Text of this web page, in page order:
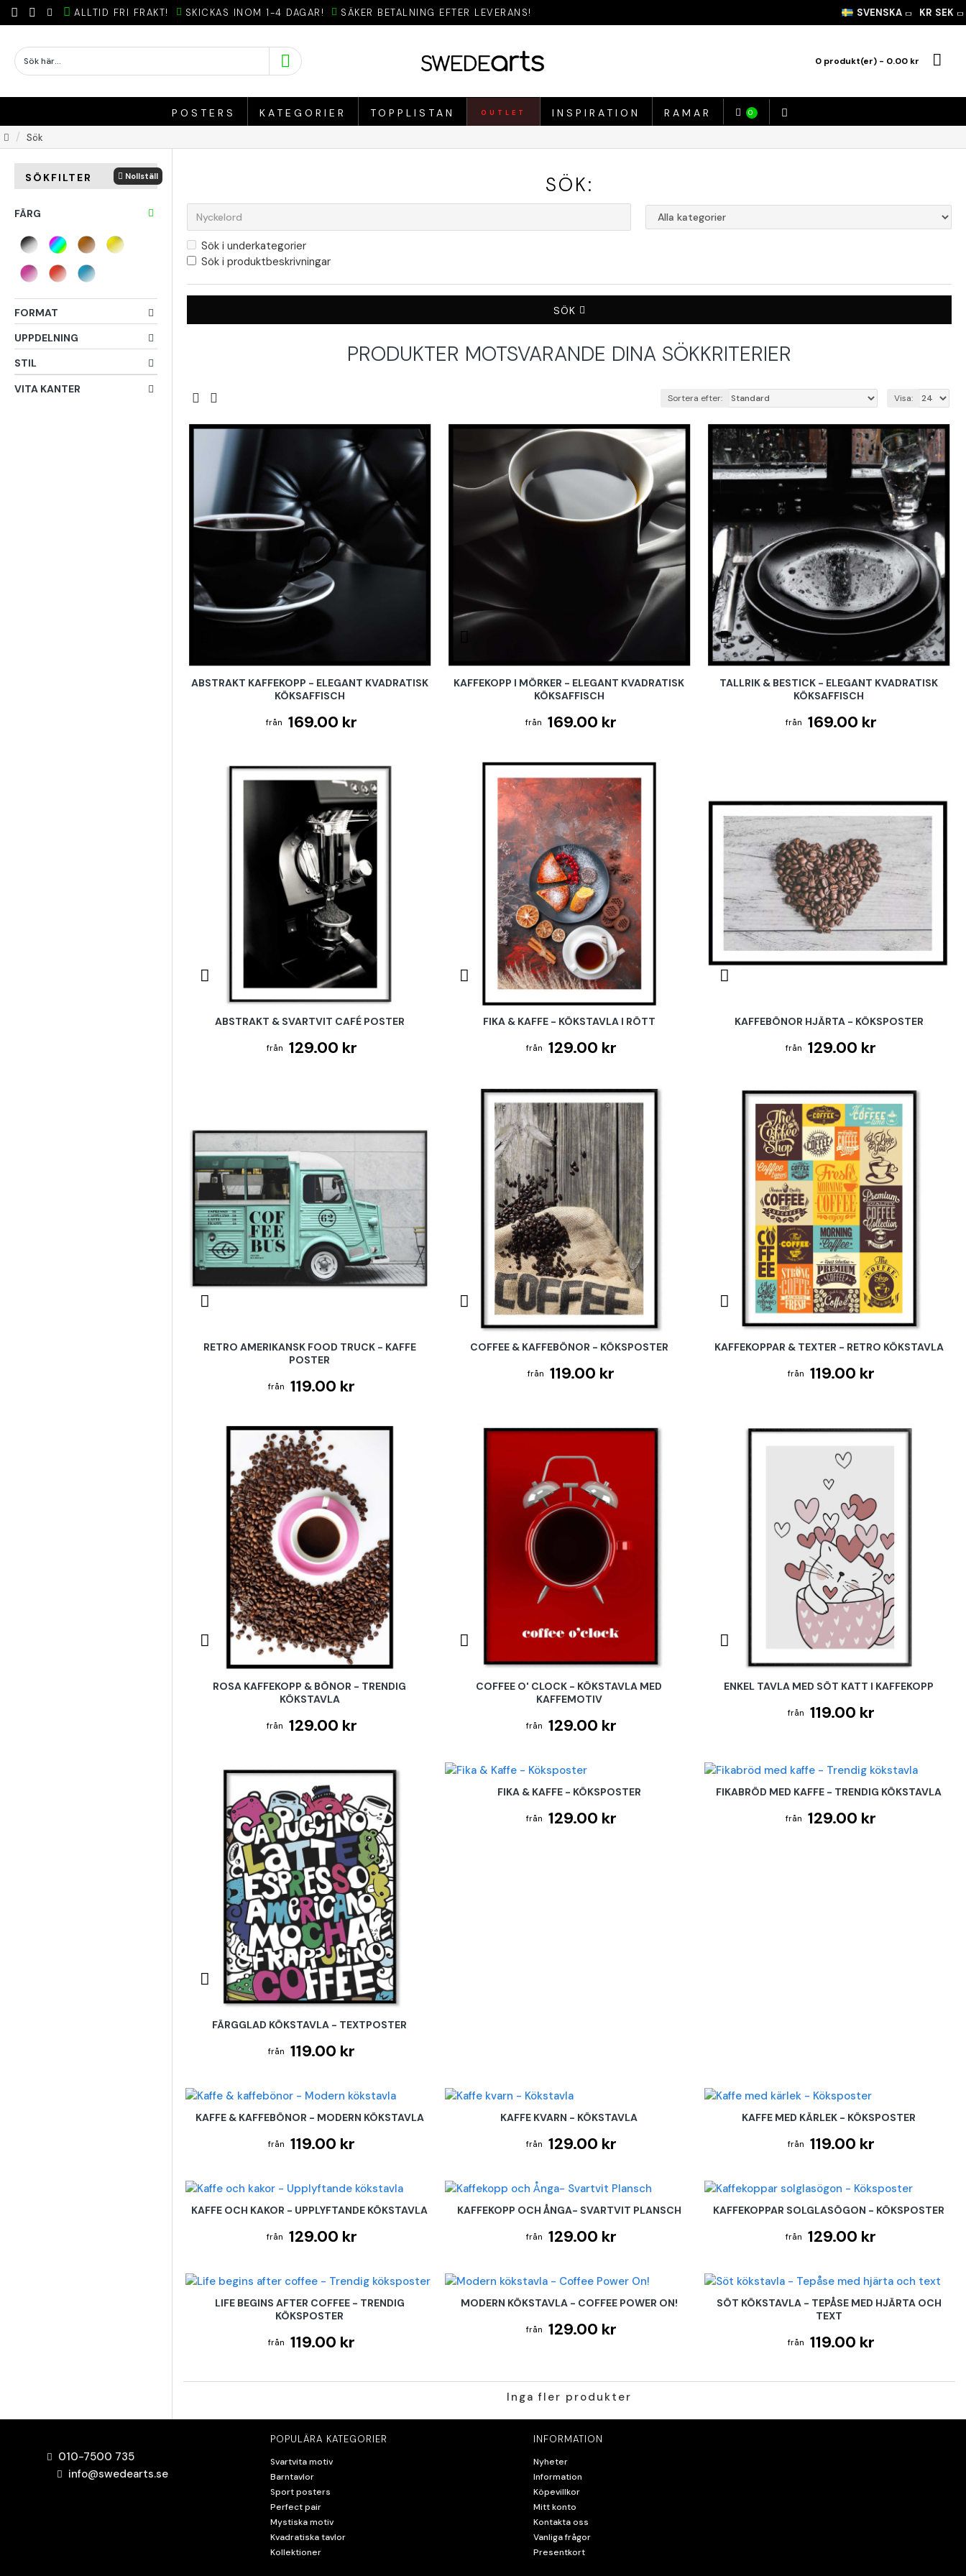
ALLTID FRI FRAKT! SKICKAS INOM 1-4 DAGAR! SÄKER BETALNING EFTER LEVERANS! SVENSKA KR SEK
0 produkt(er) - 0.00 kr
POSTERS KATEGORIER TOPPLISTAN OUTLET INSPIRATION RAMAR 0
Sök
SÖKFILTER Nollställ
FÄRG
FORMAT
VITA KANTER
UPPDELNING
STIL
SÖK:
Sök i underkategorier
Sök i produktbeskrivningar
SÖK
PRODUKTER MOTSVARANDE DINA SÖKKRITERIER
Sortera efter: Visa:
ABSTRAKT KAFFEKOPP - ELEGANT KVADRATISK
KÖKSAFFISCH
169.00 kr
KAFFEKOPP I MÖRKER - ELEGANT KVADRATISK
KÖKSAFFISCH
169.00 kr
TALLRIK & BESTICK - ELEGANT KVADRATISK
KÖKSAFFISCH
169.00 kr
ABSTRAKT & SVARTVIT CAFÉ POSTER
129.00 kr
FIKA & KAFFE - KÖKSTAVLA I RÖTT
129.00 kr
KAFFEBÖNOR HJÄRTA - KÖKSPOSTER
129.00 kr
RETRO AMERIKANSK FOOD TRUCK - KAFFE
POSTER
119.00 kr
COFFEE & KAFFEBÖNOR - KÖKSPOSTER
119.00 kr
KAFFEKOPPAR & TEXTER - RETRO KÖKSTAVLA
119.00 kr
ROSA KAFFEKOPP & BÖNOR - TRENDIG
KÖKSTAVLA
129.00 kr
COFFEE O' CLOCK - KÖKSTAVLA MED
KAFFEMOTIV
129.00 kr
ENKEL TAVLA MED SÖT KATT I KAFFEKOPP
119.00 kr
FÄRGGLAD KÖKSTAVLA - TEXTPOSTER
119.00 kr
FIKA & KAFFE - KÖKSPOSTER
129.00 kr
FIKABRÖD MED KAFFE - TRENDIG KÖKSTAVLA
129.00 kr
KAFFE & KAFFEBÖNOR - MODERN KÖKSTAVLA
119.00 kr
KAFFE KVARN - KÖKSTAVLA
129.00 kr
KAFFE MED KÄRLEK - KÖKSPOSTER
119.00 kr
KAFFE OCH KAKOR - UPPLYFTANDE KÖKSTAVLA
129.00 kr
KAFFEKOPP OCH ÅNGA- SVARTVIT PLANSCH
129.00 kr
KAFFEKOPPAR SOLGLASÖGON - KÖKSPOSTER
129.00 kr
LIFE BEGINS AFTER COFFEE - TRENDIG
KÖKSPOSTER
119.00 kr
MODERN KÖKSTAVLA - COFFEE POWER ON!
129.00 kr
SÖT KÖKSTAVLA - TEPÅSE MED HJÄRTA OCH
TEXT
119.00 kr
Inga fler produkter
010-7500 735
info@swedearts.se
POPULÄRA KATEGORIER
Svartvita motiv
Barntavlor
Sport posters
Perfect pair
Mystiska motiv
Kvadratiska tavlor
Kollektioner
INFORMATION
Nyheter
Information
Köpevillkor
Mitt konto
Kontakta oss
Vanliga frågor
Presentkort